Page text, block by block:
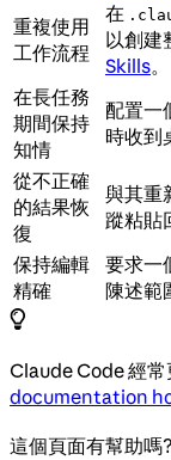
重複使用
工作流程
在
以創建
Skills。
在長任務
期間保持
知情
配置一
時收到
從不正確
的結果恢
復
與其重
蹤粘貼
保持編輯
精確
要求一
陳述範
Claude Code 經
documentation
這個頁面有幫助嗎?